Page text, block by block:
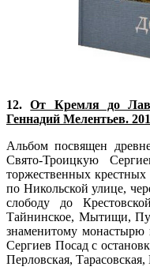
12.От Кремля до
Геннадий Мелентьев.
Альбом посвящен
Свято-Троицкую
торжественных
по Никольской улице,
слободу до
Тайнинское, Мытищи,
знаменитому монастырю
Сергиев Посад с
Перловская,